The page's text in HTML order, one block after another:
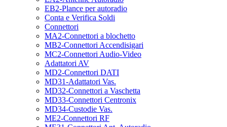
EB2-Plance per autoradio
Conta e Verifica Soldi
Connettori
MA2-Connettori a blochetto
MB2-Connettori Accendisigari
MC2-Connettori Audio-Video
Adattatori AV
MD2-Connettori DATI
MD31-Adattatori Vas.
MD32-Connettori a Vaschetta
MD33-Connettori Centronix
MD34-Custodie Vas.
ME2-Connettori RF